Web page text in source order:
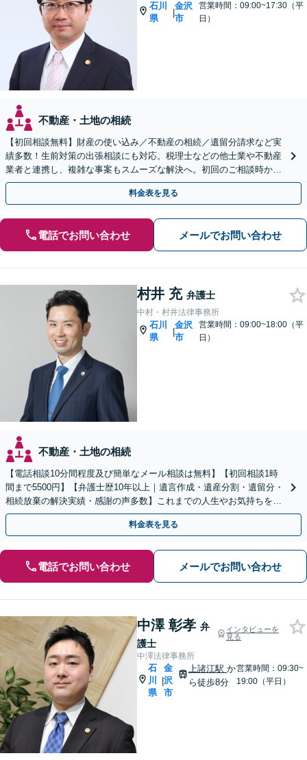
石川
県
|
金沢
市
営業時間：09:00~17:30（平
日）
不動産・土地の相続
【初回相談無料】財産の使い込み／不動産の相続／遺留分請求など実
績多数！生前対策の出張相談にも対応。税理士などの他士業や不動産
業者と連携し、複雑な事案もスムーズな解決へ。初回のご相談時から
深くアドバイスし、最良の結果を獲得できるよう尽力します
料金表を見る
電話でお問い合わせ メールでお問い合わせ
村井 充 弁護士
中村・村井法律事務所
石川
県
|
金沢
市
営業時間：09:00~18:00（平
日）
不動産・土地の相続
【電話相談10分間程度及び簡単なメール相談は無料】【初回相談1時
間まで5500円】【弁護士歴10年以上｜遺言作成・遺産分割・遺留分・
相続放棄の解決実績・感謝の声多数】これまでの人生やお気持ちを汲
み取り、想いに寄り添った解決方法を提案します。
料金表を見る
電話でお問い合わせ メールでお問い合わせ
中澤 彰孝 弁
護士
インタビューを
見る
中澤法律事務所
石
川
県
|
金
沢
市
上諸江駅 か
ら徒歩8分
営業時間：09:30~
19:00（平日）